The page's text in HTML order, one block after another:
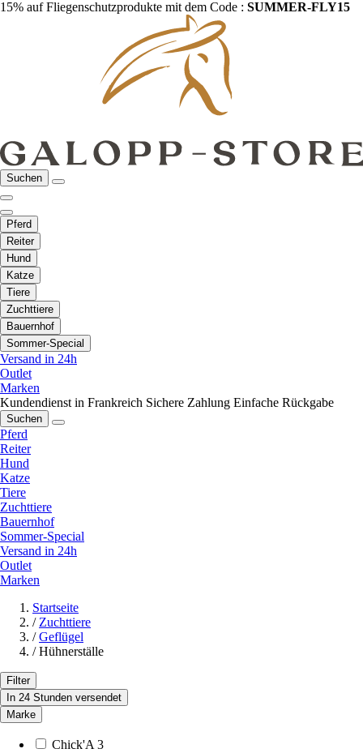
15% auf Fliegenschutzprodukte mit dem Code : SUMMER-FLY15
Suchen
Pferd
Reiter
Hund
Katze
Tiere
Zuchttiere
Bauernhof
Sommer-Special
Versand in 24h
Outlet
Marken
Kundendienst in Frankreich Sichere Zahlung Einfache Rückgabe
Suchen
Pferd
Reiter
Hund
Katze
Tiere
Zuchttiere
Bauernhof
Sommer-Special
Versand in 24h
Outlet
Marken
Startseite
/ Zuchttiere
/ Geflügel
/ Hühnerställe
Filter
In 24 Stunden versendet
Marke
Chick'A 3